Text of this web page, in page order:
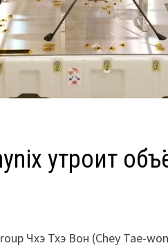
утроит
Чхэ Тхэ Вон (Chey Tae-